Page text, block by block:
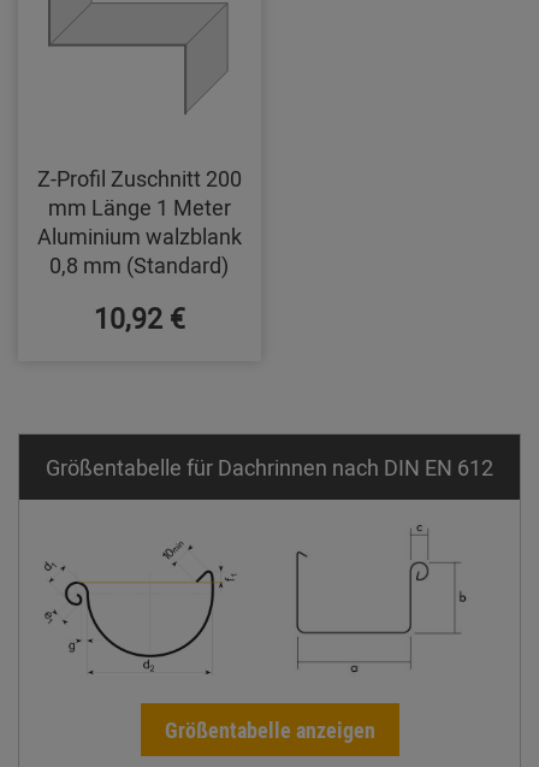
Z-Profil Zuschnitt 200
mm Länge 1 Meter
Aluminium walzblank
0,8 mm (Standard)
10,92 €
Größentabelle für Dachrinnen nach DIN EN 612
Größentabelle anzeigen